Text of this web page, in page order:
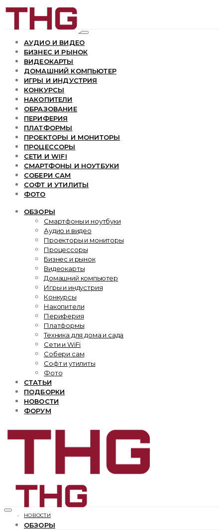
АУДИО И ВИДЕО
БИЗНЕС И РЫНОК
ВИДЕОКАРТЫ
ДОМАШНИЙ КОМПЬЮТЕР
ИГРЫ И ИНДУСТРИЯ
КОНКУРСЫ
НАКОПИТЕЛИ
ОБРАЗОВАНИЕ
ПЕРИФЕРИЯ
ПЛАТФОРМЫ
ПРОЕКТОРЫ И МОНИТОРЫ
ПРОЦЕССОРЫ
СЕТИ И WIFI
СМАРТФОНЫ И НОУТБУКИ
СОБЕРИ САМ
СОФТ И УТИЛИТЫ
ФОТО
ОБЗОРЫ
Смартфоны и ноутбуки
Аудио и видео
Проекторы и мониторы
Процессоры
Бизнес и рынок
Видеокарты
Домашний компьютер
Игры и индустрия
Конкурсы
Накопители
Периферия
Платформы
Техника для дома и сада
Сети и WiFi
Собери сам
Софт и утилиты
Фото
СТАТЬИ
ПОДБОРКИ
НОВОСТИ
ФОРУМ
ОБЗОРЫ
НОВОСТИ